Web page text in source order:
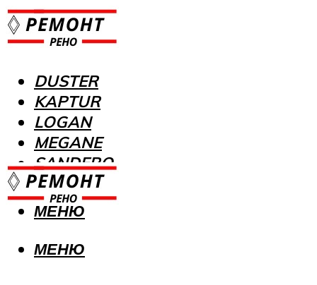
DUSTER
KAPTUR
LOGAN
MEGANE
SANDERO
МЕНЮ
МЕНЮ